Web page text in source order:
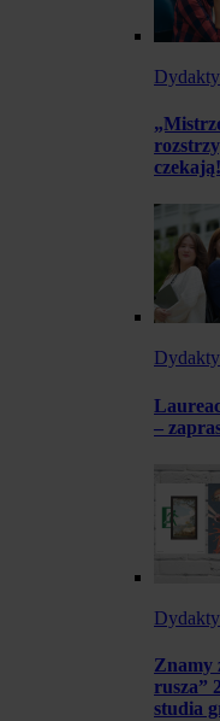
czekają!
–
Znamy
rusza”
studia